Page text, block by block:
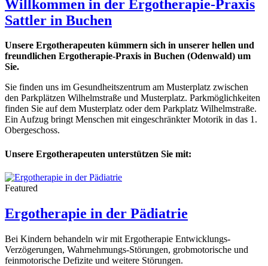
Willkommen in der Ergotherapie-Praxis
Sattler in Buchen
Unsere Ergotherapeuten kümmern sich in unserer hellen und
freundlichen Ergotherapie-Praxis in Buchen (Odenwald) um
Sie.
Sie finden uns im Gesundheitszentrum am Musterplatz zwischen
den Parkplätzen Wilhelmstraße und Musterplatz. Parkmöglichkeiten
finden Sie auf dem Musterplatz oder dem Parkplatz Wilhelmstraße.
Ein Aufzug bringt Menschen mit eingeschränkter Motorik in das 1.
Obergeschoss.
Unsere Ergotherapeuten unterstützen Sie mit:
Featured
Ergotherapie in der Pädiatrie
Bei Kindern behandeln wir mit Ergotherapie Entwicklungs-
Verzögerungen, Wahrnehmungs-Störungen, grobmotorische und
feinmotorische Defizite und weitere Störungen.